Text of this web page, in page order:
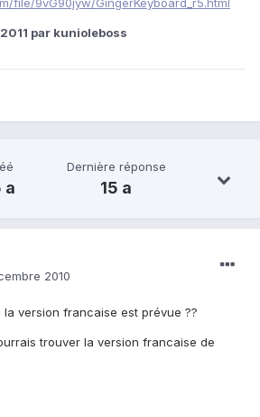
file/9vG90jyw/GingerKeyboard_r5.html
par kunioleboss
a
Dernière réponse
15 a
2010
la version francaise est prévue ??
trouver la version francaise de